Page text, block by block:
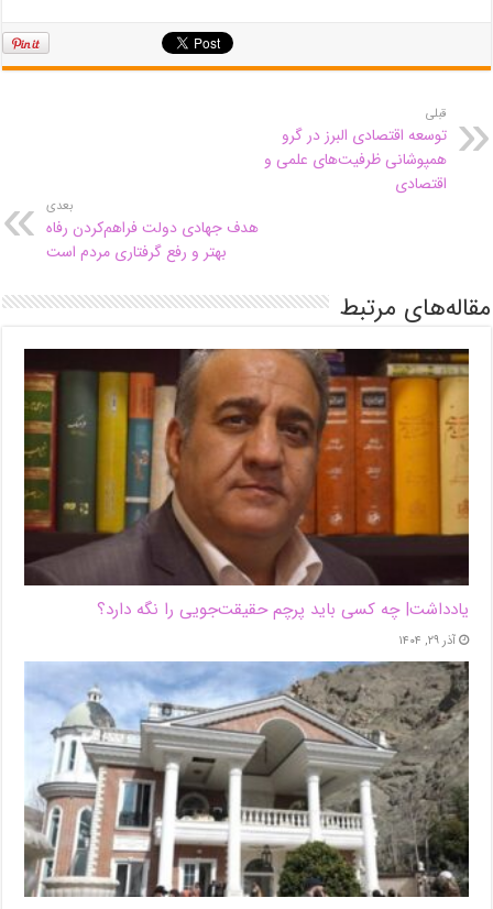
قبلی
توسعه اقتصادی البرز در گرو
همپوشانی ظرفیت‌های علمی و
اقتصادی
بعدی
هدف جهادی دولت فراهم‌کردن رفاه
بهتر و رفع گرفتاری مردم است
مقاله‌های مرتبط
یادداشت| ‌چه کسی باید پرچم حقیقت‌جویی را نگه دارد؟
آذر ۲۹, ۱۴۰۴